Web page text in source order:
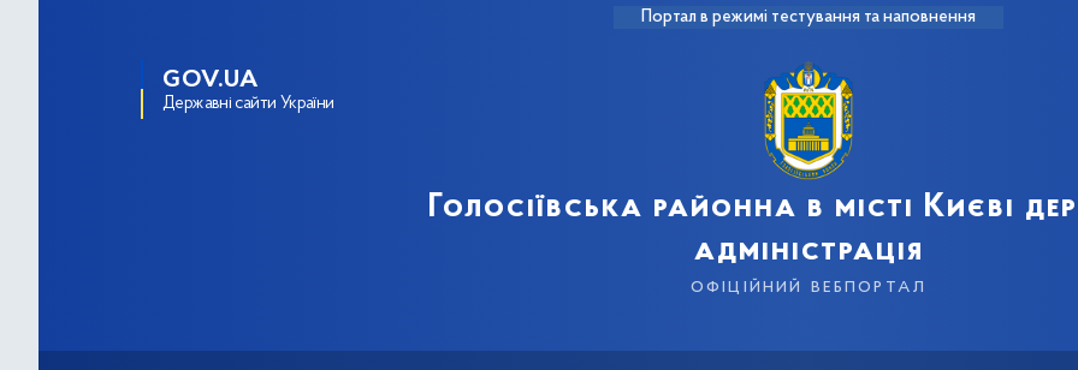
Портал в режимі тестування та наповнення
GOV.UA
Державні сайти України
Голосіївська районна в місті Києві
адміністрація
офіційний вебпортал